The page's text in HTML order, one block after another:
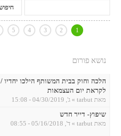
1
2
3
4
5
נושא פורום
הלכה וחוק בבית המשותף הילכו יחדיו /
לקראת יום העצמאות
מאת tarbut » ג', 04/30/2019 - 15:08
שיפוץ- דייר חדש
מאת tarbut » ד', 05/16/2018 - 08:55